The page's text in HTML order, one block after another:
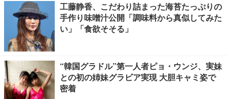
工藤静香、こだわり詰まった海苔たっぷりの
手作り味噌汁公開「調味料から真似してみた
い」「食欲そそる」
“韓国グラドル”第一人者ピョ・ウンジ、実妹
との初の姉妹グラビア実現 大胆キャミ姿で
密着